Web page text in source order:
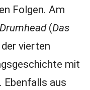
Folgen. Am
(Das
vierten
mit
Ebenfalls aus